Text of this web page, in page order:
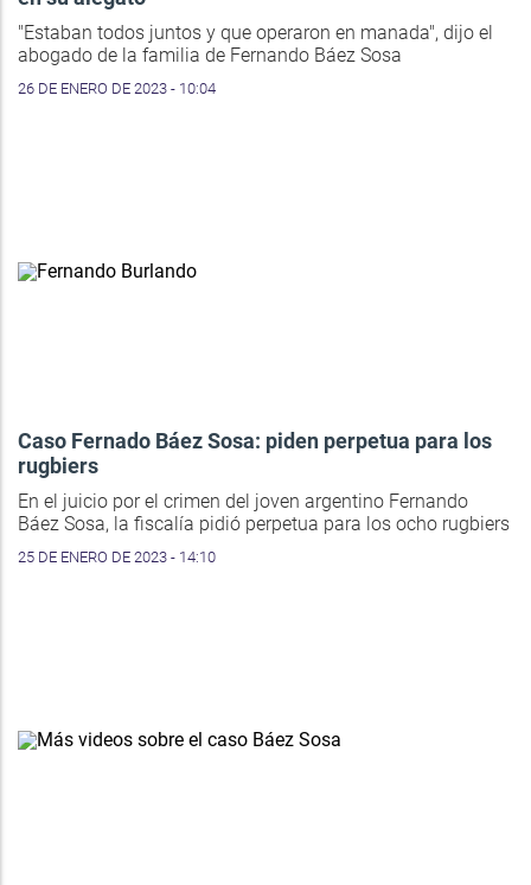
"Estaban todos juntos y que operaron en manada", dijo el
abogado de la familia de Fernando Báez Sosa
26 DE ENERO DE 2023 - 10:04
Caso Fernado Báez Sosa: piden perpetua para los
rugbiers
En el juicio por el crimen del joven argentino Fernando
Báez Sosa, la fiscalía pidió perpetua para los ocho rugbiers
25 DE ENERO DE 2023 - 14:10